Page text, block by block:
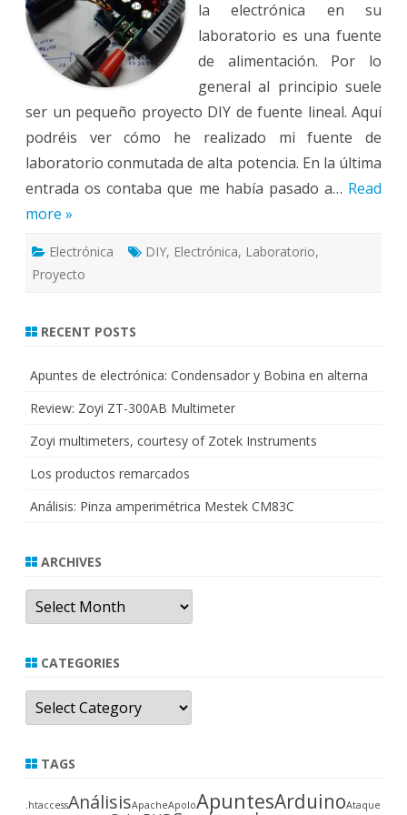
la electrónica en su
laboratorio es una fuente
de alimentación. Por lo
general al principio suele
ser un pequeño proyecto DIY de fuente lineal. Aquí
podréis ver cómo he realizado mi fuente de
laboratorio conmutada de alta potencia. En la última
entrada os contaba que me había pasado a… Read
more »
Electrónica DIY, Electrónica, Laboratorio,
Proyecto
RECENT POSTS
Apuntes de electrónica: Condensador y Bobina en alterna
Review: Zoyi ZT-300AB Multimeter
Zoyi multimeters, courtesy of Zotek Instruments
Los productos remarcados
Análisis: Pinza amperimétrica Mestek CM83C
ARCHIVES
Archives
CATEGORIES
Categories
TAGS
.htaccessAnálisisApacheApoloApuntesArduinoAtaque